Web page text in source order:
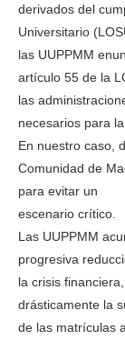
derivados del
Universitario
las UUPPMM
artículo 55 de la
las
necesarios para
En nuestro caso,
Comunidad de
para evitar un
escenario crítico.
Las UUPPMM
progresiva
la crisis
drásticamente la
de las matrículas